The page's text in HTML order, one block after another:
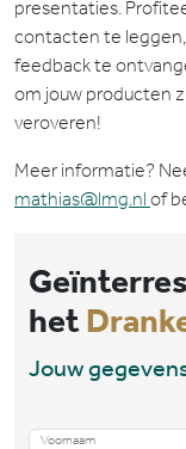
presentaties.
contacten te
feedback te
om jouw producten
veroveren!
Meer informatie?
mathias@lmg.nl of
het
Jouw
Voornaam